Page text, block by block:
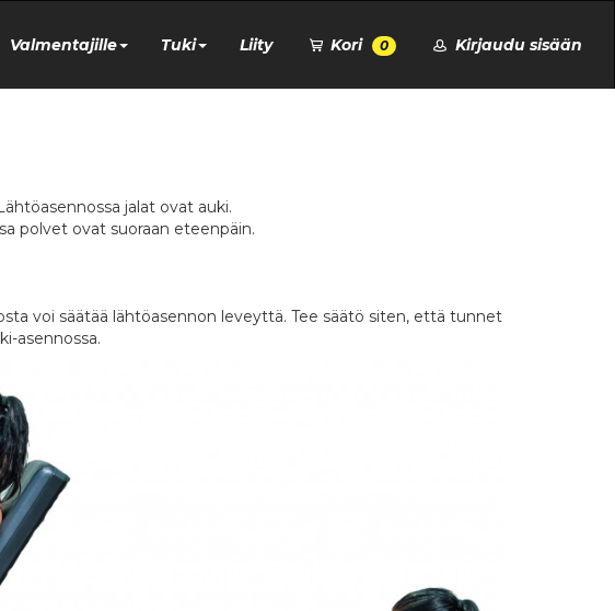
Valmentajille Tuki Liity Kori 0 Kirjaudu sisään
jalat ovat auki.
polvet ovat suoraan eteenpäin.
voi säätää lähtöasennon leveyttä. Tee säätö siten, että tunnet
asennossa.